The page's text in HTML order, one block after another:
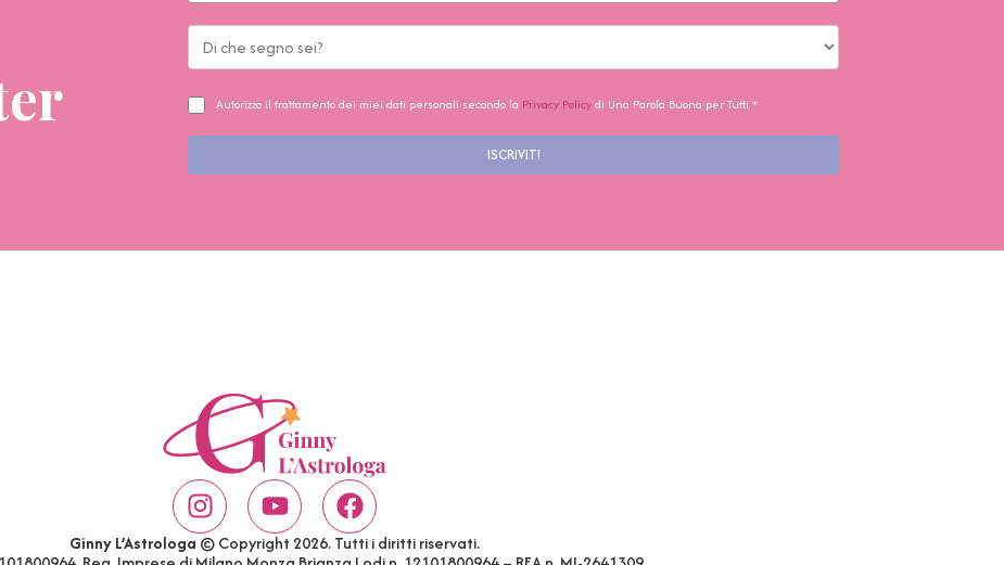
Autorizzo il trattamento dei miei dati personali secondo la Privacy Policydi Una Parola Buona per Tutti *
ISCRIVITI
Ginny L’Astrologa © Copyright 2026. Tutti i diritti riservati.